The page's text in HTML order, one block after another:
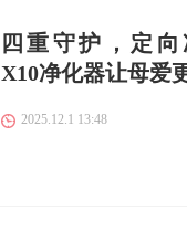
四重守护，定向
X10净化器让母爱
2025.12.1 13:48